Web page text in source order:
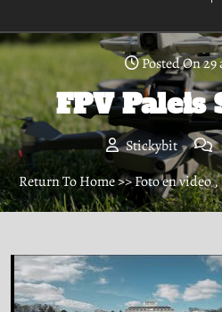
Posted On 29
FPV Paleis
Stickybit
Return To Home>>Foto en video,